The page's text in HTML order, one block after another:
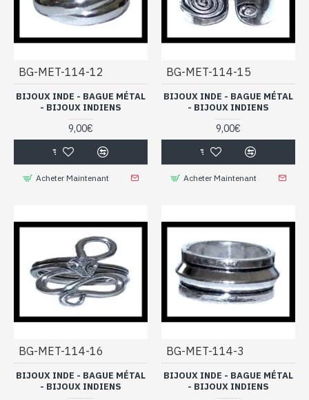
BG-MET-114-12
BIJOUX INDE - BAGUE MÉTAL
- BIJOUX INDIENS
9,00€
Acheter Maintenant
BG-MET-114-15
BIJOUX INDE - BAGUE MÉTAL
- BIJOUX INDIENS
9,00€
Acheter Maintenant
BG-MET-114-16
BIJOUX INDE - BAGUE MÉTAL
- BIJOUX INDIENS
BG-MET-114-3
BIJOUX INDE - BAGUE MÉTAL
- BIJOUX INDIENS